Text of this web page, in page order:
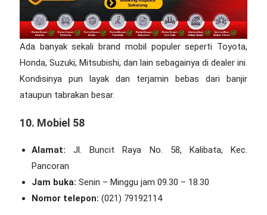
Ada banyak sekali brand mobil populer seperti Toyota,
Honda, Suzuki, Mitsubishi, dan lain sebagainya di dealer ini.
Kondisinya pun layak dan terjamin bebas dari banjir
ataupun tabrakan besar.
10. Mobiel 58
Alamat: Jl. Buncit Raya No. 58, Kalibata, Kec.
Pancoran
Jam buka: Senin – Minggu jam 09.30 – 18.30
Nomor telepon: (021) 79192114